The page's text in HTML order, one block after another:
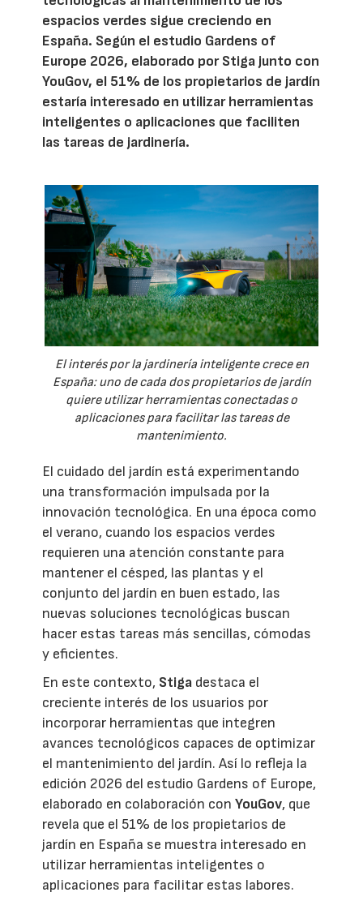
espacios verdes sigue creciendo en
España. Según el estudio Gardens of
Europe 2026, elaborado por Stiga junto con
YouGov, el 51% de los propietarios de jardín
estaría interesado en utilizar herramientas
inteligentes o aplicaciones que faciliten
las tareas de jardinería.
El interés por la jardinería inteligente crece en
España: uno de cada dos propietarios de jardín
quiere utilizar herramientas conectadas o
aplicaciones para facilitar las tareas de
mantenimiento.
El cuidado del jardín está experimentando
una transformación impulsada por la
innovación tecnológica. En una época como
el verano, cuando los espacios verdes
requieren una atención constante para
mantener el césped, las plantas y el
conjunto del jardín en buen estado, las
nuevas soluciones tecnológicas buscan
hacer estas tareas más sencillas, cómodas
y eficientes.
En este contexto, Stiga destaca el
creciente interés de los usuarios por
incorporar herramientas que integren
avances tecnológicos capaces de optimizar
el mantenimiento del jardín. Así lo refleja la
edición 2026 del estudio Gardens of Europe,
elaborado en colaboración conYouGov, que
revela que el 51% de los propietarios de
jardín en España se muestra interesado en
utilizar herramientas inteligentes o
aplicaciones para facilitar estas labores.